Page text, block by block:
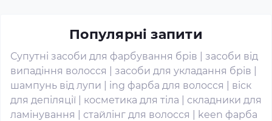
Популярні запити
Супутні засоби для фарбування брів
засоби від
випадіння волосся
засоби для укладання брів
шампунь від лупи
ing фарба для волосся
віск
для депіляції
косметика для тіла
складники для
ламінування
стайлінг для волосся
keen фарба